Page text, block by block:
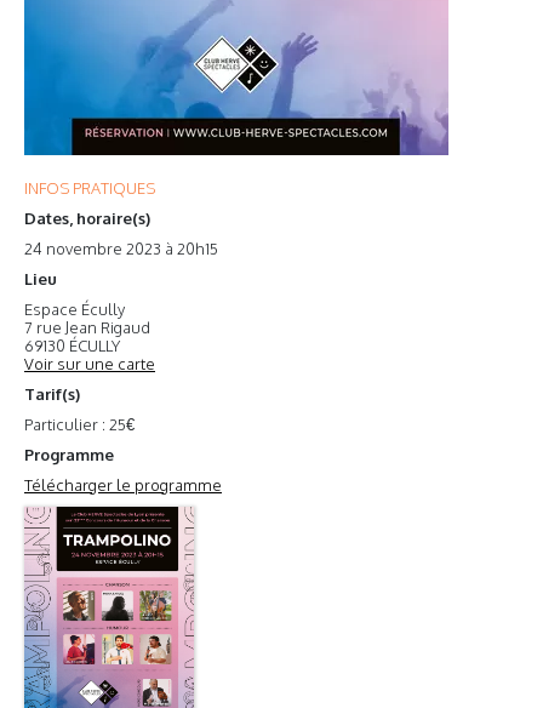
INFOS PRATIQUES
Dates, horaire(s)
24 novembre 2023 à 20h15
Lieu
Espace Écully
7 rue Jean Rigaud
69130 ÉCULLY
Voir sur une carte
Tarif(s)
Particulier : 25€
Programme
Télécharger le programme